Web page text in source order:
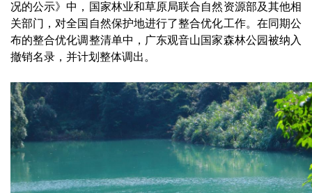
况的公示》中，国家林业和草原局联合自然资源部及其他相
关部门，对全国自然保护地进行了整合优化工作。在同期公
布的整合优化调整清单中，广东观音山国家森林公园被纳入
撤销名录，并计划整体调出。